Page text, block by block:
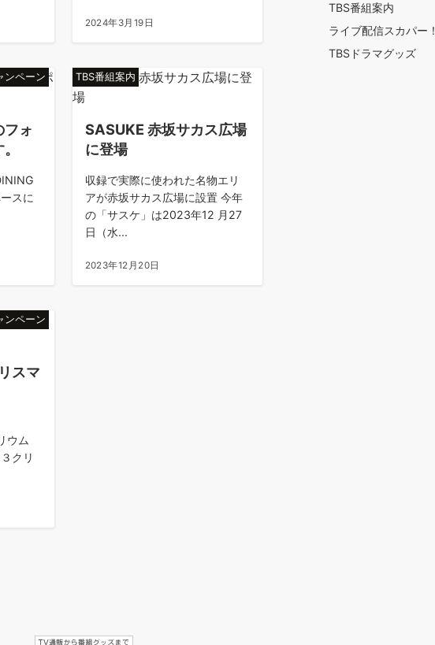
2024年3月19日
ンペーン
フォ
スに
TBS番組案内
SASUKE 赤坂サカス広場
に登場
収録で実際に使われた名物エリ
アが赤坂サカス広場に設置 今年
の「サスケ」は2023年12 月27
日（水...
2023年12月20日
ンペーン
スマ
ウム
クリ
TBS番組案内
ライブ配信スカパー！
TBSドラマグッズ